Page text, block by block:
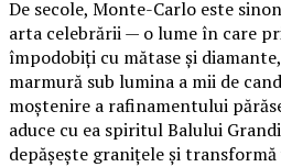
De secole, Monte-Carlo este
arta celebrării — o lume în care
împodobiți cu mătase și
marmură sub lumina a mii de
moștenire a rafinamentului
aduce cu ea spiritul Balului
depășește granițele și